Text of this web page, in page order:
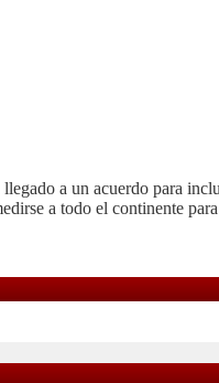
a un acuerdo para
a todo el continente